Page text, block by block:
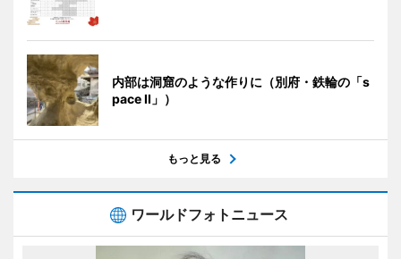
内部は洞窟のような作りに（別府・鉄輪の「s
pace II」）
もっと見る
ワールドフォトニュース